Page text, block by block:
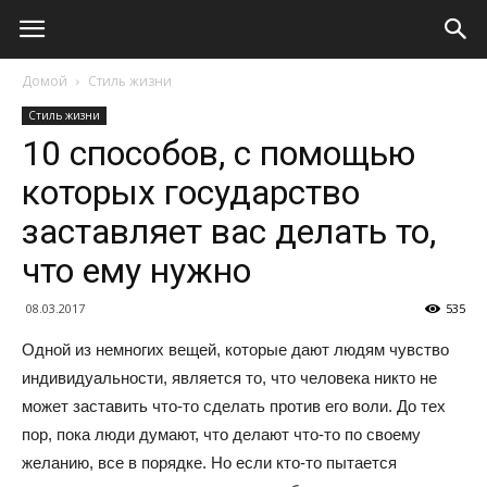
Домой Стиль жизни
Стиль жизни
10 способов, с помощью
которых государство
заставляет вас делать то,
что ему нужно
08.03.2017 535
Одной из немногих вещей, которые дают людям чувство
индивидуальности, является то, что человека никто не
может заставить что-то сделать против его воли. До тех
пор, пока люди думают, что делают что-то по своему
желанию, все в порядке. Но если кто-то пытается